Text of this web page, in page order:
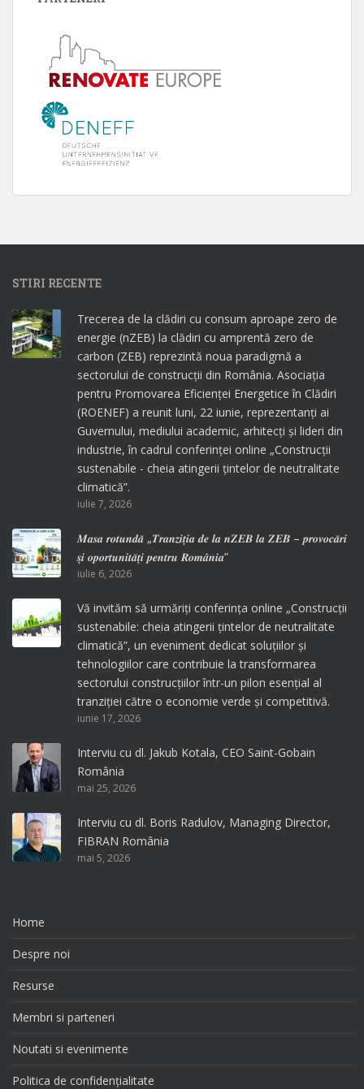
STIRI RECENTE
Trecerea de la clădiri cu consum aproape zero de
energie (nZEB) la clădiri cu amprentă zero de
carbon (ZEB) reprezintă noua paradigmă a
sectorului de construcții din România. Asociația
pentru Promovarea Eficienței Energetice în Clădiri
(ROENEF) a reunit luni, 22 iunie, reprezentanți ai
Guvernului, mediului academic, arhitecți și lideri din
industrie, în cadrul conferinței online „Construcții
sustenabile - cheia atingerii țintelor de neutralitate
climatică”.
iulie 7, 2026
𝑴𝒂𝒔𝒂 𝒓𝒐𝒕𝒖𝒏𝒅𝒂̆ „𝑻𝒓𝒂𝒏𝒛𝒊𝒕̦𝒊𝒂 𝒅𝒆 𝒍𝒂 𝒏𝒁𝑬𝑩 𝒍𝒂 𝒁𝑬𝑩 – 𝒑𝒓𝒐𝒗𝒐𝒄𝒂̆𝒓𝒊
𝒔̦𝒊 𝒐𝒑𝒐𝒓𝒕𝒖𝒏𝒊𝒕𝒂̆𝒕̦𝒊 𝒑𝒆𝒏𝒕𝒓𝒖 𝑹𝒐𝒎𝒂̂𝒏𝒊𝒂”
iulie 6, 2026
Vă invităm să urmăriți conferința online „Construcții
sustenabile: cheia atingerii țintelor de neutralitate
climatică”, un eveniment dedicat soluțiilor și
tehnologiilor care contribuie la transformarea
sectorului construcțiilor într-un pilon esențial al
tranziției către o economie verde și competitivă.
iunie 17, 2026
Interviu cu dl. Jakub Kotala, CEO Saint-Gobain
România
mai 25, 2026
Interviu cu dl. Boris Radulov, Managing Director,
FIBRAN România
mai 5, 2026
Home
Despre noi
Resurse
Membri si parteneri
Noutati si evenimente
Politica de confidențialitate